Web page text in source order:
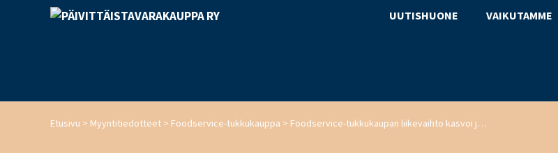
UUTISHUONE VAIKUTAMME
Etusivu > Myyntitiedotteet > Foodservice-tukkukauppa > Foodservice-tukkukaupan liikevaihto kasvoi joulukuussa 5,7 % edellisvuodesta